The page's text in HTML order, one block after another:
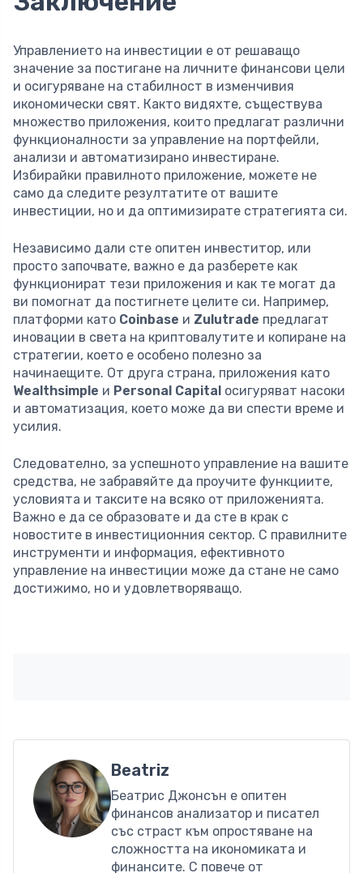
Управлението на инвестиции е от решаващо
значение за постигане на личните финансови цели
и осигуряване на стабилност в изменчивия
икономически свят. Както видяхте, съществува
множество приложения, които предлагат различни
функционалности за управление на портфейли,
анализи и автоматизирано инвестиране.
Избирайки правилното приложение, можете не
само да следите резултатите от вашите
инвестиции, но и да оптимизирате стратегията си.
Независимо дали сте опитен инвеститор, или
просто започвате, важно е да разберете как
функционират тези приложения и как те могат да
ви помогнат да постигнете целите си. Например,
платформи като Coinbase и Zulutrade предлагат
иновации в света на криптовалутите и копиране на
стратегии, което е особено полезно за
начинаещите. От друга страна, приложения като
Wealthsimple и Personal Capital осигуряват насоки
и автоматизация, което може да ви спести време и
усилия.
Следователно, за успешното управление на вашите
средства, не забравяйте да проучите функциите,
условията и таксите на всяко от приложенията.
Важно е да се образовате и да сте в крак с
новостите в инвестиционния сектор. С правилните
инструменти и информация, ефективното
управление на инвестиции може да стане не само
достижимо, но и удовлетворяващо.
Beatriz
Беатрис Джонсън е опитен
финансов анализатор и писател
със страст към опростяване на
сложността на икономиката и
финансите. С повече от